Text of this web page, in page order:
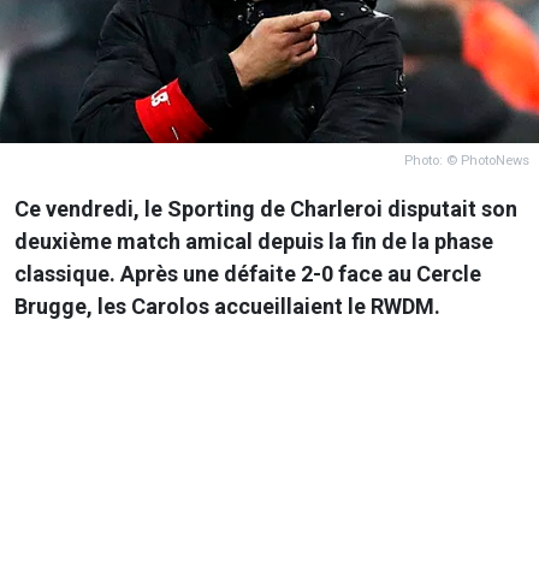
Photo: © PhotoNews
Ce vendredi, le Sporting de Charleroi disputait son
deuxième match amical depuis la fin de la phase
classique. Après une défaite 2-0 face au Cercle
Brugge, les Carolos accueillaient le RWDM.